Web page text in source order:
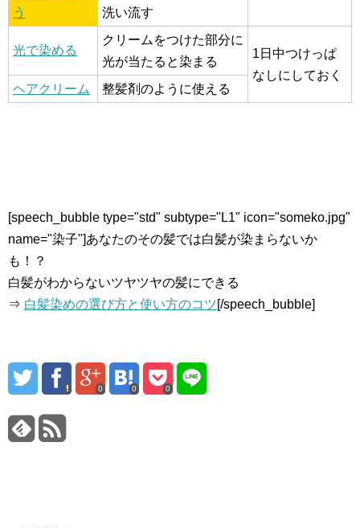
う
洗い流す
光で染める
クリームをつけた部分に
光が当たると染まる
1日中つけっぱ
なしにしておく
ヘアクリーム
整髪剤のように使える
[speech_bubble type="std" subtype="L1" icon="someko.jpg"
name="染子"]あなたのその髪では白髪が染まらないか
も！？
白髪がわからないツヤツヤの髪にできる
⇒ 白髪染めの選び方と使い方のコツ[/speech_bubble]
0 0 0